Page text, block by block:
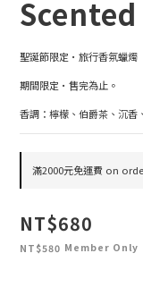
聖誕節限定·旅行香氛蠟燭
期間限定·售完為止。
香調：檸檬、伯爵茶、沉香
滿2000元免運費 on
NT$680
NT$580 Member Only